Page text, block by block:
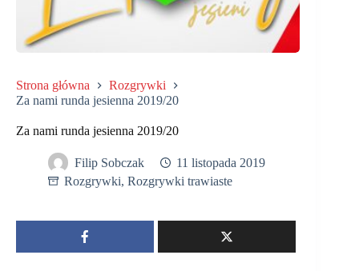
Strona główna
Rozgrywki
Za nami runda jesienna 2019/20
Za nami runda jesienna 2019/20
Filip Sobczak
11 listopada 2019
Rozgrywki, Rozgrywki trawiaste